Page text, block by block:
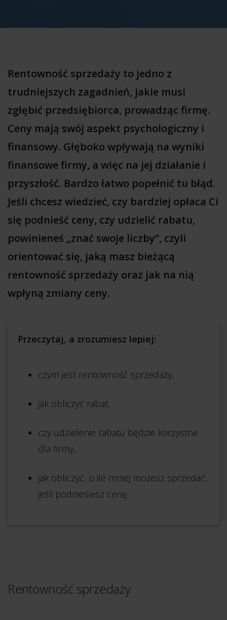
Rentowność sprzedaży to jedno z
trudniejszych zagadnień, jakie musi
zgłębić przedsiębiorca, prowadząc firmę.
Ceny mają swój aspekt psychologiczny i
finansowy. Głęboko wpływają na wyniki
finansowe firmy, a więc na jej działanie i
przyszłość. Bardzo łatwo popełnić tu błąd.
Jeśli chcesz wiedzieć, czy bardziej opłaca Ci
się podnieść ceny, czy udzielić rabatu,
powinieneś „znać swoje liczby”, czyli
orientować się, jaką masz bieżącą
rentowność sprzedaży oraz jak na nią
wpłyną zmiany ceny.
Przeczytaj, a zrozumiesz lepiej:
czym jest rentowność sprzedaży,
jak obliczyć rabat,
czy udzielenie rabatu będzie korzystne
dla firmy,
jak obliczyć, o ile mniej możesz sprzedać,
jeśli podniesiesz cenę.
Rentowność sprzedaży